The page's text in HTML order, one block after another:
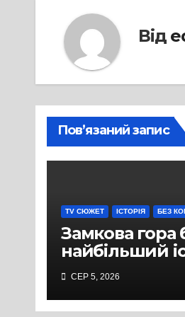
Від
Пов’язаний запис
TV СЮЖЕТ ІСТОРІЯ БЕЗ
Замкова гора
найбільший
міф Черкас
СЕР 5, 2026